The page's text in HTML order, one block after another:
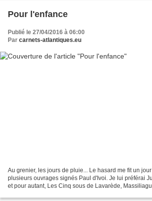
Pour l'enfance
Publié le 27/04/2016 à 06:00
Par carnets-atlantiques.eu
Au grenier, les jours de pluie... Le hasard me fit un
plusieurs ouvrages signés Paul d'Ivoi. Je lui préférai
et pour autant, Les Cinq sous de Lavarède,